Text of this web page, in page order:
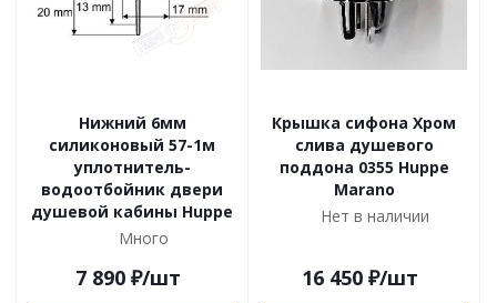
Нижний 6мм
силиконовый 57-1м
уплотнитель-
водоотбойник двери
душевой кабины Huppe
Много
7 890 ₽/шт
Крышка сифона Хром
слива душевого
поддона 0355 Huppe
Marano
Нет в наличии
16 450 ₽/шт